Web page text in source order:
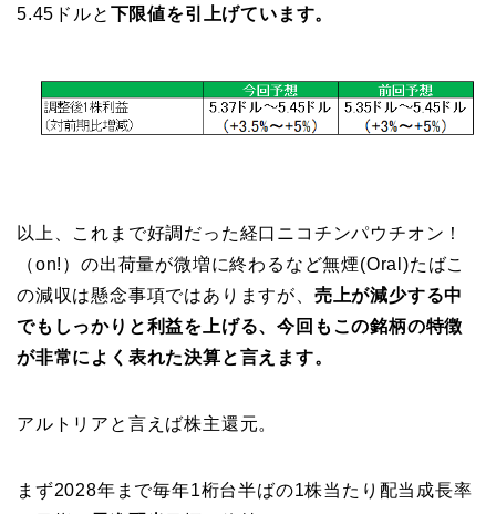
5.45ドルと 下限値を引上げています。
以上、これまで好調だった経口ニコチンパウチオン！
（on!）の出荷量が微増に終わるなど無煙(Oral)たばこ
の減収は懸念事項ではありますが、 売上が減少する中
でもしっかりと利益を上げる、今回もこの銘柄の特徴
が非常によく表れた決算と言えます。
アルトリアと言えば株主還元。
まず2028年まで毎年1桁台半ばの1株当たり配当成長率